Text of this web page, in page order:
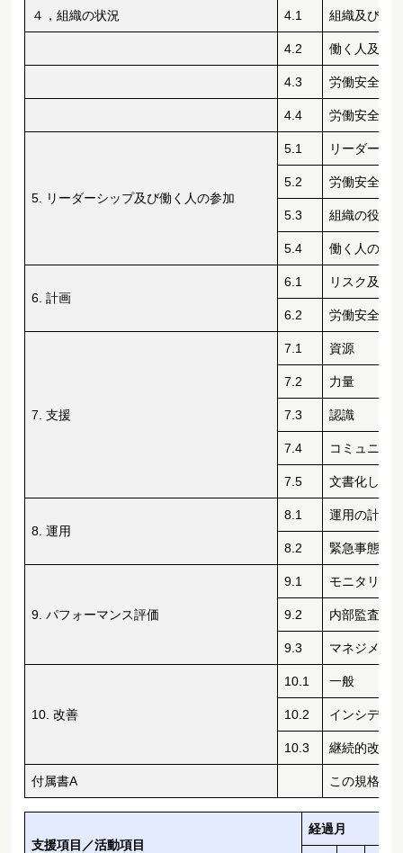
４，組織の状況 4.1 組織及びそ
4.2 働く人及び
4.3 労働安全衛
4.4 労働安全衛
5. リーダーシップ及び働く人の参加
5.1 リーダーシ
5.2 労働安全衛
5.3 組織の役割
5.4 働く人の協
6. 計画
6.1 リスク及び
6.2 労働安全衛
7. 支援
7.1 資源
7.2 力量
7.3 認識
7.4 コミュニケ
7.5 文書化した
8. 運用
8.1 運用の計画
8.2 緊急事態へ
9. パフォーマンス評価
9.1 モニタリン
9.2 内部監査
9.3 マネジメン
10. 改善
10.1 一般
10.2 インシデン
10.3 継続的改善
付属書A この規格の
支援項目／活動項目
経過月